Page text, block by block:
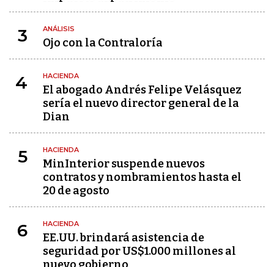
3 ANÁLISIS
Ojo con la Contraloría
4 HACIENDA
El abogado Andrés Felipe Velásquez
sería el nuevo director general de la
Dian
5 HACIENDA
MinInterior suspende nuevos
contratos y nombramientos hasta el
20 de agosto
6 HACIENDA
EE.UU. brindará asistencia de
seguridad por US$1.000 millones al